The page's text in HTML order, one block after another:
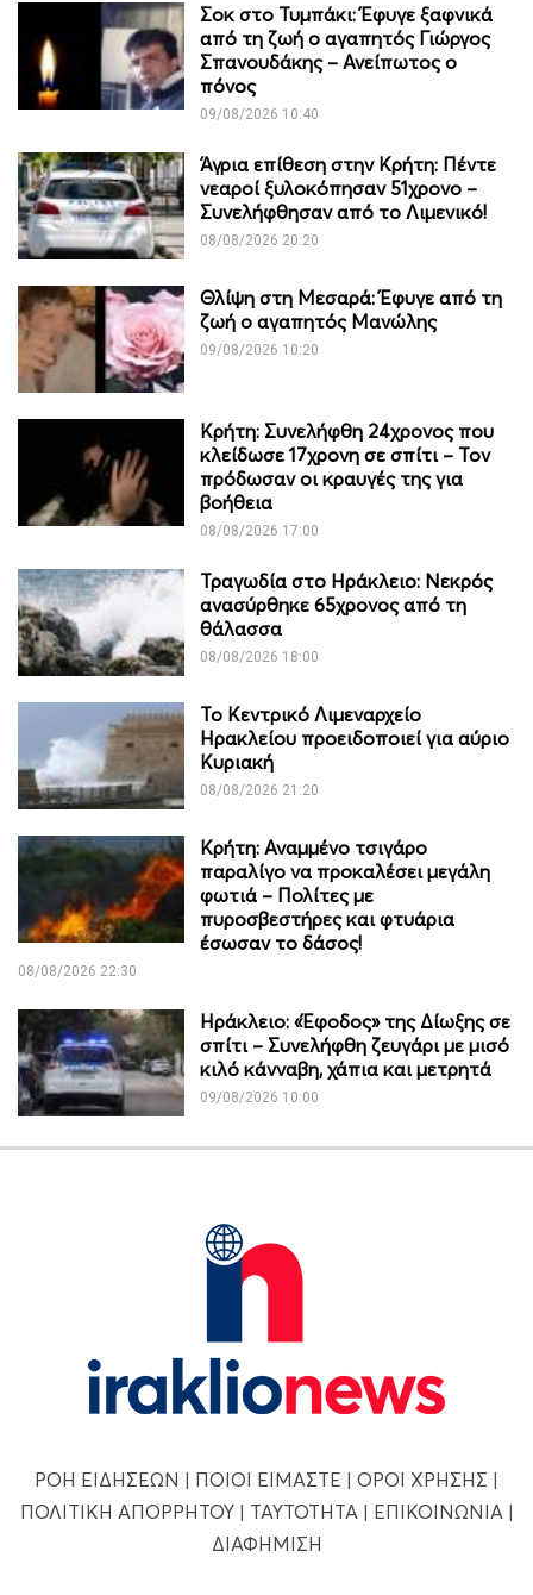
Σοκ στο Τυμπάκι: Έφυγε ξαφνικά
από τη ζωή ο αγαπητός Γιώργος
Σπανουδάκης – Ανείπωτος ο
πόνος
09/08/2026 10:40
Άγρια επίθεση στην Κρήτη: Πέντε
νεαροί ξυλοκόπησαν 51χρονο –
Συνελήφθησαν από το Λιμενικό!
08/08/2026 20:20
Θλίψη στη Μεσαρά: Έφυγε από τη
ζωή ο αγαπητός Μανώλης
09/08/2026 10:20
Κρήτη: Συνελήφθη 24χρονος που
κλείδωσε 17χρονη σε σπίτι – Τον
πρόδωσαν οι κραυγές της για
βοήθεια
08/08/2026 17:00
Τραγωδία στο Ηράκλειο: Νεκρός
ανασύρθηκε 65χρονος από τη
θάλασσα
08/08/2026 18:00
Το Κεντρικό Λιμεναρχείο
Ηρακλείου προειδοποιεί για αύριο
Κυριακή
08/08/2026 21:20
Κρήτη: Αναμμένο τσιγάρο
παραλίγο να προκαλέσει μεγάλη
φωτιά – Πολίτες με
πυροσβεστήρες και φτυάρια
έσωσαν το δάσος!
08/08/2026 22:30
Ηράκλειο: «Έφοδος» της Δίωξης σε
σπίτι – Συνελήφθη ζευγάρι με μισό
κιλό κάνναβη, χάπια και μετρητά
09/08/2026 10:00
ΡΟΗ ΕΙΔΗΣΕΩΝ | ΠΟΙΟΙ ΕΙΜΑΣΤΕ | ΟΡΟΙ ΧΡΗΣΗΣ |
ΠΟΛΙΤΙΚΗ ΑΠΟΡΡΗΤΟΥ| ΤΑΥΤΟΤΗΤΑ | ΕΠΙΚΟΙΝΩΝΙΑ |
ΔΙΑΦΗΜΙΣΗ